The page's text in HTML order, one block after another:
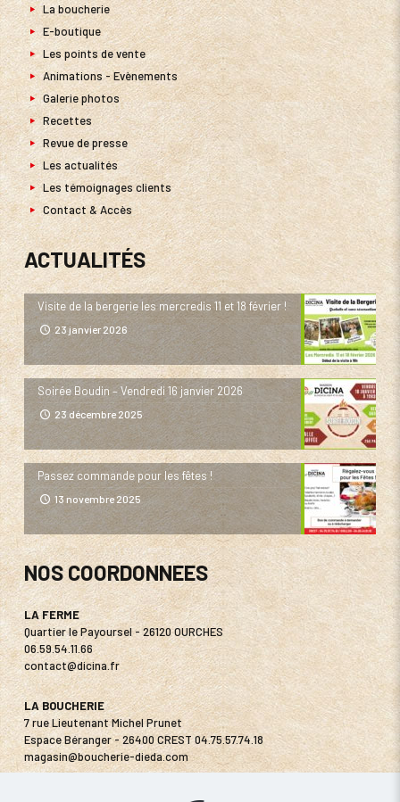
La boucherie
E-boutique
Les points de vente
Animations - Evènements
Galerie photos
Recettes
Revue de presse
Les actualités
Les témoignages clients
Contact & Accès
ACTUALITÉS
Visite de la bergerie les mercredis 11 et 18 février !
23 janvier 2026
Soirée Boudin – Vendredi 16 janvier 2026
23 décembre 2025
Passez commande pour les fêtes !
13 novembre 2025
NOS COORDONNEES
LA FERME
Quartier le Payoursel - 26120 OURCHES
06.59.54.11.66
contact@dicina.fr
LA BOUCHERIE
7 rue Lieutenant Michel Prunet
Espace Béranger - 26400 CREST04.75.57.74.18
magasin@boucherie-dieda.com